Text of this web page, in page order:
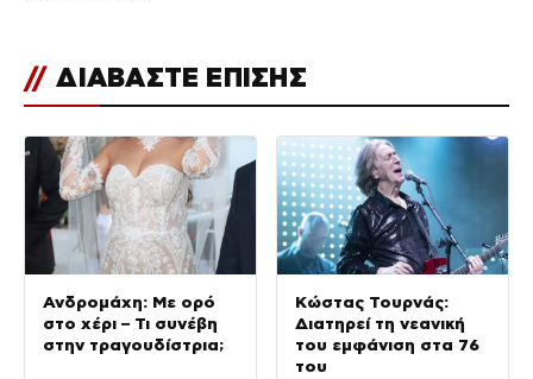
// ΔΙΑΒΑΣΤΕ ΕΠΙΣΗΣ
Ανδρομάχη: Με ορό
στο χέρι – Τι συνέβη
στην τραγουδίστρια;
Κώστας Τουρνάς:
Διατηρεί τη νεανική
του εμφάνιση στα 76
του